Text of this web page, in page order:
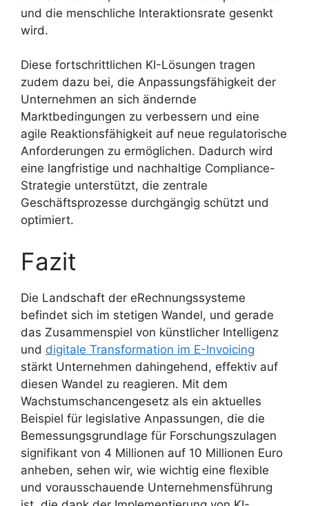
und die menschliche Interaktionsrate gesenkt
wird.
Diese fortschrittlichen KI-Lösungen tragen
zudem dazu bei, die Anpassungsfähigkeit der
Unternehmen an sich ändernde
Marktbedingungen zu verbessern und eine
agile Reaktionsfähigkeit auf neue regulatorische
Anforderungen zu ermöglichen. Dadurch wird
eine langfristige und nachhaltige Compliance-
Strategie unterstützt, die zentrale
Geschäftsprozesse durchgängig schützt und
optimiert.
Fazit
Die Landschaft der eRechnungssysteme
befindet sich im stetigen Wandel, und gerade
das Zusammenspiel von künstlicher Intelligenz
und digitale Transformation im E-Invoicing
stärkt Unternehmen dahingehend, effektiv auf
diesen Wandel zu reagieren. Mit dem
Wachstumschancengesetz als ein aktuelles
Beispiel für legislative Anpassungen, die die
Bemessungsgrundlage für Forschungszulagen
signifikant von 4 Millionen auf 10 Millionen Euro
anheben, sehen wir, wie wichtig eine flexible
und vorausschauende Unternehmensführung